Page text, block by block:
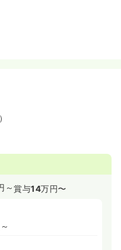
～賞与14万円〜